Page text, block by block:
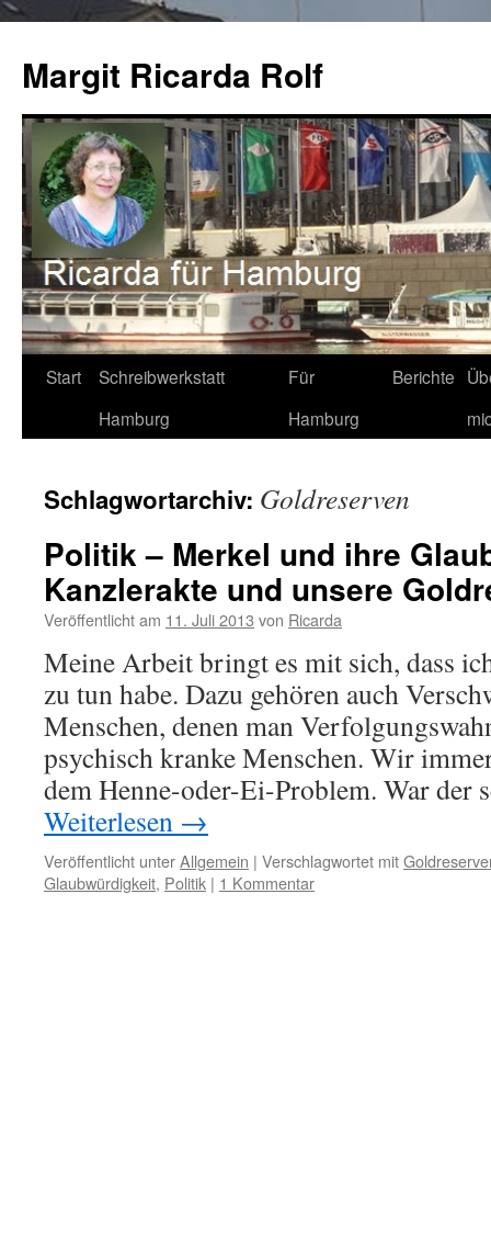
springen
Margit Ricarda Rolf
Start
Schreibwerkstatt
Hamburg
Für
Hamburg
Berichte
Schlagwortarchiv: Goldreserven
Politik – Merkel und ihre
Kanzlerakte und unsere
Veröffentlicht am 11. Juli 2013 von Ricarda
Meine Arbeit bringt es mit sich, dass
zu tun habe. Dazu gehören auch
Menschen, denen man
psychisch kranke Menschen. Wir
dem Henne-oder-Ei-Problem. War
Weiterlesen →
Veröffentlicht unterAllgemein | Verschlagwortet mit
Glaubwürdigkeit, Politik | 1 Kommentar